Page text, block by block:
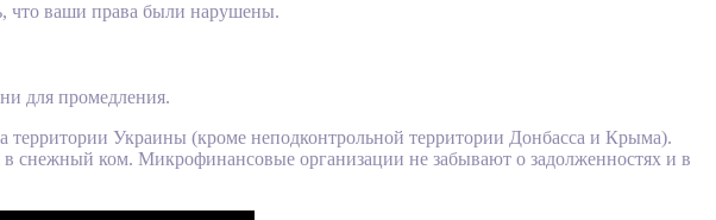
что ваши права были нарушены.
для промедления.
Украины (кроме неподконтрольной территории Донбасса и Крыма).
снежный ком. Микрофинансовые организации не забывают о задолженностях и в